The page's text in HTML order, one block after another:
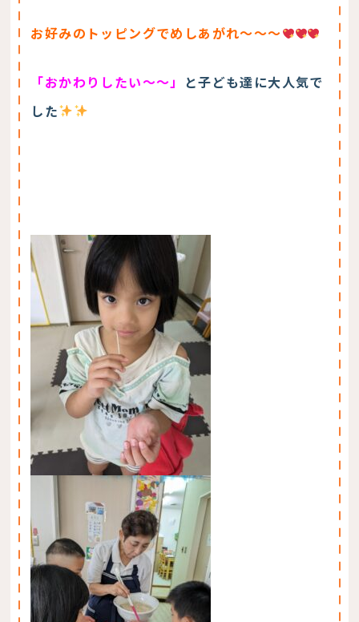
お好みのトッピングでめしあがれ～～～
「おかわりしたい～～」
と子ども達に大人気で
した